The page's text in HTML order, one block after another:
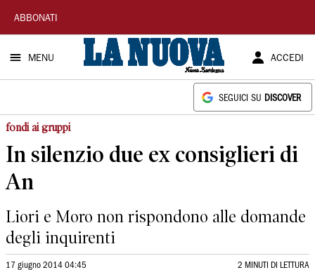
La
Nuova
Sardegna
ABBONATI
MENU ACCEDI
SEGUICI SU DISCOVER
fondi ai gruppi
In silenzio due ex consiglieri di
An
Liori e Moro non rispondono alle domande
degli inquirenti
17 giugno 2014 04:45 2 MINUTI DI LETTURA